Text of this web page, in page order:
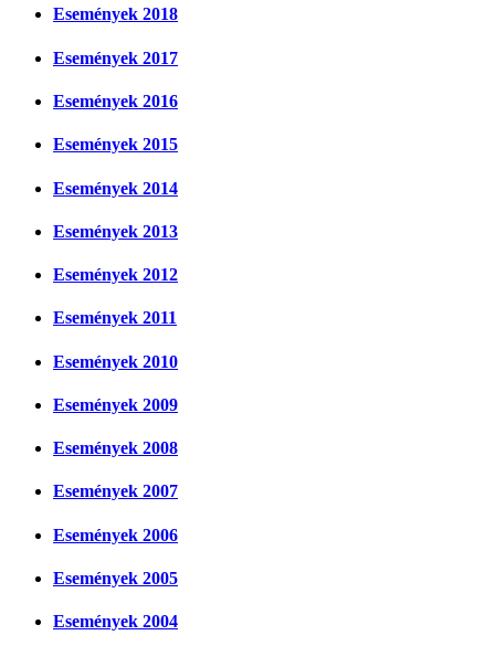
Események 2018
Események 2017
Események 2016
Események 2015
Események 2014
Események 2013
Események 2012
Események 2011
Események 2010
Események 2009
Események 2008
Események 2007
Események 2006
Események 2005
Események 2004